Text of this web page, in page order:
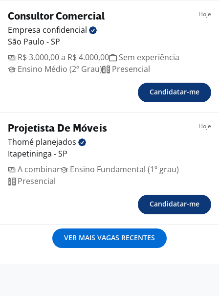
Consultor Comercial Hoje
Empresa confidencial
São Paulo - SP
R$ 3.000,00 a R$ 4.000,00
Sem experiência
Ensino Médio (2º Grau)
Presencial
Candidatar-me
Projetista De Móveis Hoje
Thomé planejados
Itapetininga - SP
A combinar
Ensino Fundamental (1º grau)
Presencial
Candidatar-me
VER MAIS VAGAS RECENTES